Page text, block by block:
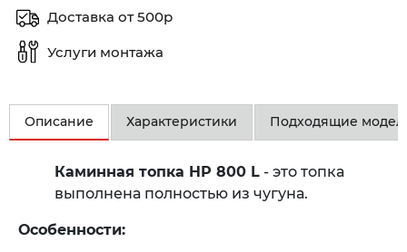
Доставка от 500р
Услуги монтажа
Описание Характеристики Подходящие
Каминная топка HP 800 L - это топка
выполнена полностью из чугуна.
Особенности: